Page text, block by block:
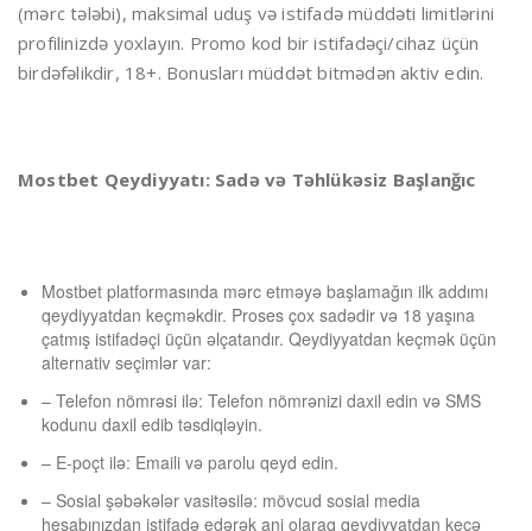
(mərc tələbi), maksimal uduş və istifadə müddəti limitlərini
profilinizdə yoxlayın. Promo kod bir istifadəçi/cihaz üçün
birdəfəlikdir, 18+. Bonusları müddət bitmədən aktiv edin.
Mostbet Qeydiyyatı: Sadə və Təhlükəsiz Başlanğıc
Mostbet platformasında mərc etməyə başlamağın ilk addımı
qeydiyyatdan keçməkdir. Proses çox sadədir və 18 yaşına
çatmış istifadəçi üçün əlçatandır. Qeydiyyatdan keçmək üçün
alternativ seçimlər var:
– Telefon nömrəsi ilə: Telefon nömrənizi daxil edin və SMS
kodunu daxil edib təsdiqləyin.
– E-poçt ilə: Emaili və parolu qeyd edin.
– Sosial şəbəkələr vasitəsilə: mövcud sosial media
hesabınızdan istifadə edərək ani olaraq qeydiyyatdan keçə